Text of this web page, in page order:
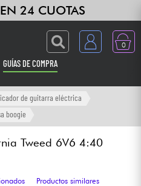
24 CUOTAS
0
GUÍAS DE COMPRA
de guitarra eléctrica
boogie
Tweed 6V6 4:40
Productos similares